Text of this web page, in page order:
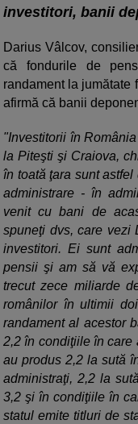
investitori, banii
Darius Vâlcov,
că fondurile de
randament la jumătate
afirmă că banii
"Investitorii în
la Piteşti şi Craiova,
în toată ţara sunt
administrare - în
venit cu bani de
spuneţi dvs, care vezi
investitori. Ei sunt
pensii şi am să vă
trecut zece miliarde
românilor în ultimii
randament al acestor
2,2 în condiţiile în care
au produs 2,2 la sută
administraţi, 2,2 la
3,2 şi în condiţiile în
statul emite titluri de